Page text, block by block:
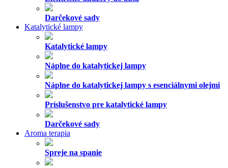
Darčekové sady
Katalytické lampy
Katalytické lampy
Náplne do katalytickej lampy
Náplne do katalytickej lampy s esenciálnymi olejmi
Príslušenstvo pre katalytické lampy
Darčekové sady
Aroma terapia
Spreje na spanie